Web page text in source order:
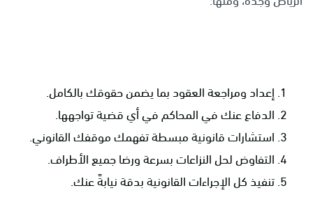
إعداد ومراجعة العقود بما يضمن حقوقك بالكامل.
الدفاع عنك في المحاكم في أي قضية تواجهها.
استشارات قانونية مبسطة تفهمك موقفك القانوني.
التفاوض لحل النزاعات بسرعة ورضا جميع الأطراف.
تنفيذ كل الإجراءات القانونية بدقة نيابةً عنك.